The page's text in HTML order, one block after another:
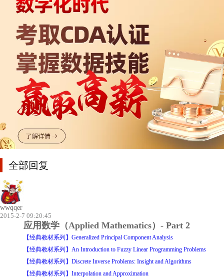
全部回复
wwqqer
2015-2-7 09:20:45
应用数学（Applied Mathematics）- Part 2
【经典教材系列】Generalized Principal Component Analysis
【经典教材系列】An Introduction to Fuzzy Linear Programming Problems
【经典教材系列】Discrete Inverse Problems: Insight and Algorithms
【经典教材系列】Interpolation and Approximation